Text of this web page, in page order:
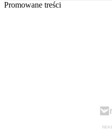
Promowane treści